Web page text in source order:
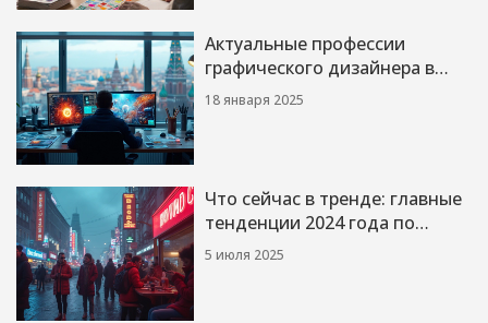
Актуальные профессии
графического дизайнера в
2024 году
18 января 2025
Что сейчас в тренде: главные
тенденции 2024 года по
мнению экспертов
5 июля 2025